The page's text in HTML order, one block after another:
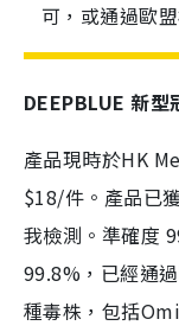
可，或通過歐
DEEPBLUE 新
產品現時於HK
$18/件。產品已
我檢測。準確度
99.8%，已經通
種毒株，包括